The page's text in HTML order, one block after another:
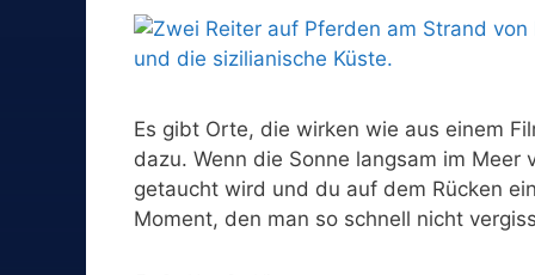
Es gibt Orte, die wirken wie aus einem
dazu. Wenn die Sonne langsam im
getaucht wird und du auf dem Rücken
Moment, den man so schnell nicht